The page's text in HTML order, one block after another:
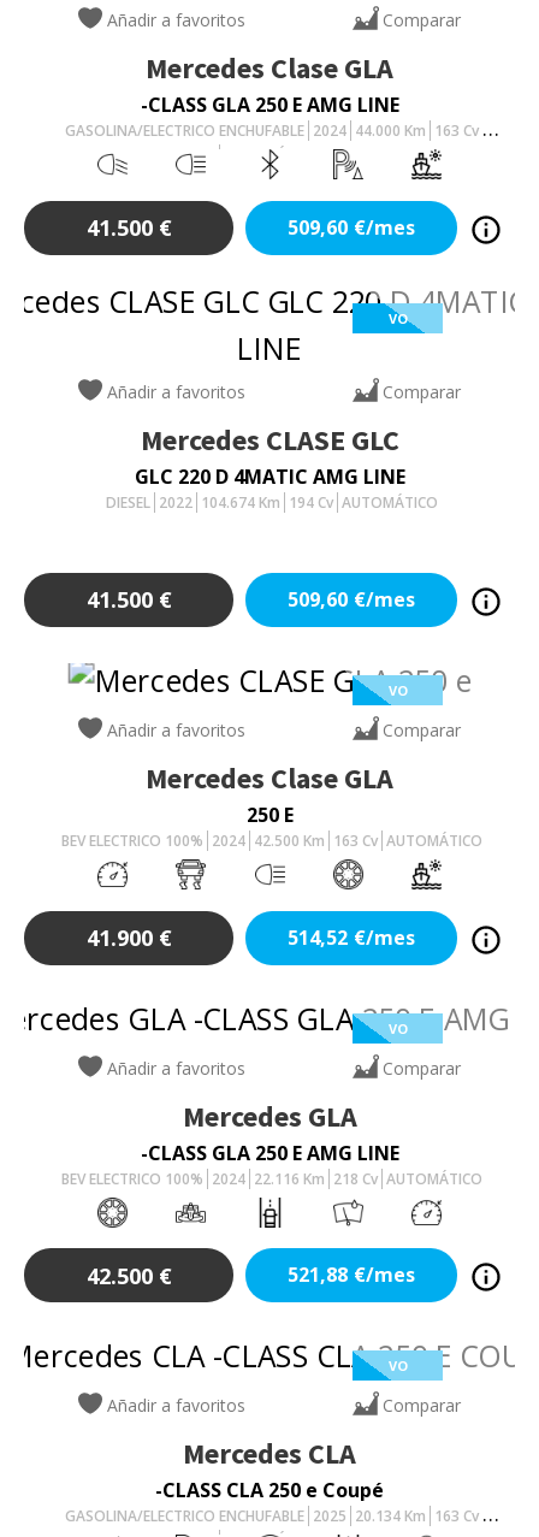
Añadir a favoritos Comparar
Mercedes Clase GLA
-CLASS GLA 250 E AMG LINE
GASOLINA/ELECTRICO ENCHUFABLE 2024 44.000 Km 163 Cv
AUTOMÁTICO
41.500 € 509,60 €/mes
VO
Añadir a favoritos Comparar
Mercedes CLASE GLC
GLC 220 D 4MATIC AMG LINE
DIESEL 2022 104.674Km 194Cv AUTOMÁTICO
41.500 € 509,60 €/mes
VO
Añadir a favoritos Comparar
Mercedes Clase GLA
250 E
BEV ELECTRICO 100% 2024 42.500 Km 163 Cv AUTOMÁTICO
41.900 € 514,52 €/mes
VO
Añadir a favoritos Comparar
Mercedes GLA
-CLASS GLA 250 E AMG LINE
BEV ELECTRICO 100% 2024 22.116 Km 218 Cv AUTOMÁTICO
42.500 € 521,88 €/mes
VO
Añadir a favoritos Comparar
Mercedes CLA
-CLASS CLA 250 e Coupé
GASOLINA/ELECTRICO ENCHUFABLE 2025 20.134Km 163 Cv